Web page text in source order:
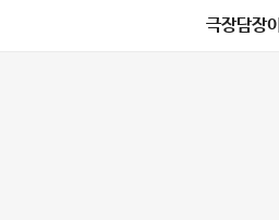
극장담장이